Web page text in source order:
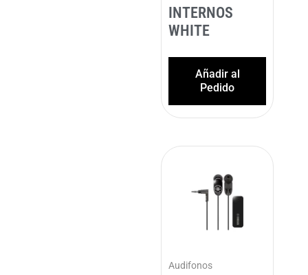
INTERNOS
WHITE
Añadir al
Pedido
Audifonos